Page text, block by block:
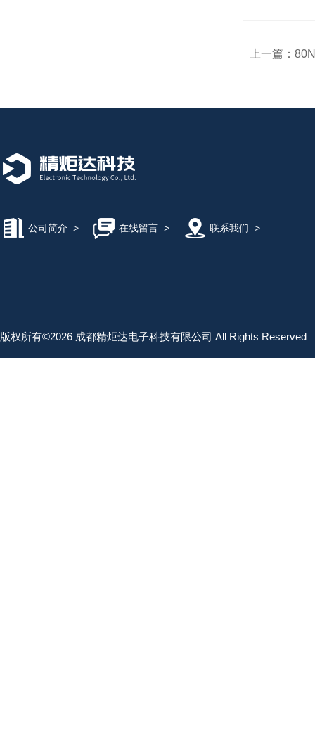
上一篇：
公司简介 > 在线留言> 联系我们 >
版权所有©2026 成都精炬达电子科技有限公司 All Rights Reserved